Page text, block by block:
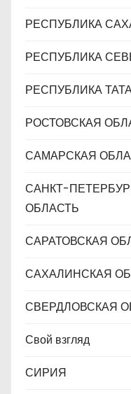
РЕСПУБЛИКА
РЕСПУБЛИКА
РЕСПУБЛИКА
РОСТОВСКАЯ
САМАРСКАЯ
САНКТ-
ОБЛАСТЬ
САРАТОВСКАЯ
САХАЛИНСКАЯ
СВЕРДЛОВСКАЯ
Свой взгляд
СИРИЯ